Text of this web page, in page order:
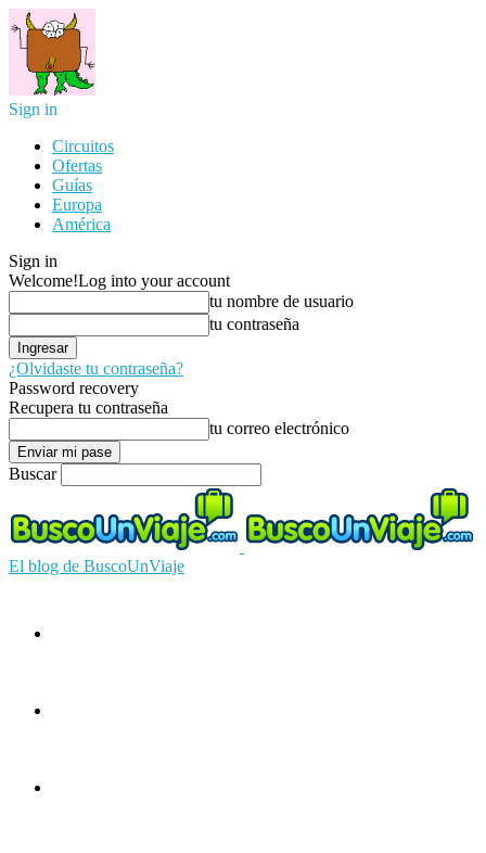
Sign in
Circuitos
Ofertas
Guías
Europa
América
Sign in
Welcome!Log into your account
tu nombre de usuario
tu contraseña
¿Olvidaste tu contraseña?
Password recovery
Recupera tu contraseña
tu correo electrónico
Buscar
El blog de BuscoUnViaje